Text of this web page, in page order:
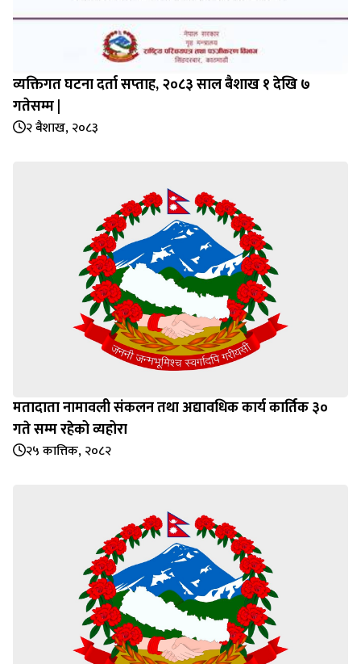
व्यक्तिगत घटना दर्ता सप्‍ताह, २०८३ साल बैशाख १ देखि ७
गतेसम्म |
२ बैशाख, २०८३
मतादाता नामावली संकलन तथा अद्यावधिक कार्य कार्तिक ३०
गते सम्म रहेको व्यहोरा
२५ कात्तिक, २०८२